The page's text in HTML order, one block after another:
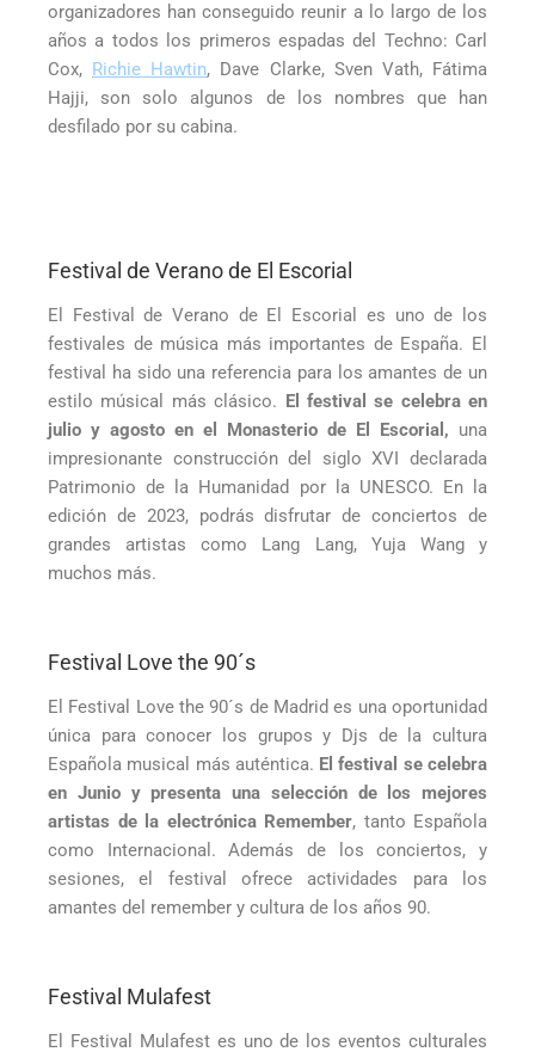
organizadores han conseguido reunir a lo largo de los
años a todos los primeros espadas del Techno: Carl
Cox, Richie Hawtin, Dave Clarke, Sven Vath, Fátima
Hajji, son solo algunos de los nombres que han
desfilado por su cabina.
Festival de Verano de El Escorial
El Festival de Verano de El Escorial es uno de los
festivales de música más importantes de España. El
festival ha sido una referencia para los amantes de un
estilo músical más clásico.
El festival se celebra en
julio y agosto en el Monasterio de El Escorial, una
impresionante construcción del siglo XVI declarada
Patrimonio de la Humanidad por la UNESCO. En la
edición de 2023, podrás disfrutar de conciertos de
grandes artistas como Lang Lang, Yuja Wang y
muchos más.
Festival Love the 90´s
El Festival Love the 90´s de Madrid es una oportunidad
única para conocer los grupos y Djs de la cultura
Española musical más auténtica. El festival se celebra
en Junio y presenta una selección de los mejores
artistas de la electrónica Remember, tanto Española
como Internacional. Además de los conciertos, y
sesiones, el festival ofrece actividades para los
amantes del remember y cultura de los años 90.
Festival Mulafest
El Festival Mulafest es uno de los eventos culturales